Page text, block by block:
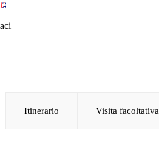
Itinerario Visita facoltativa